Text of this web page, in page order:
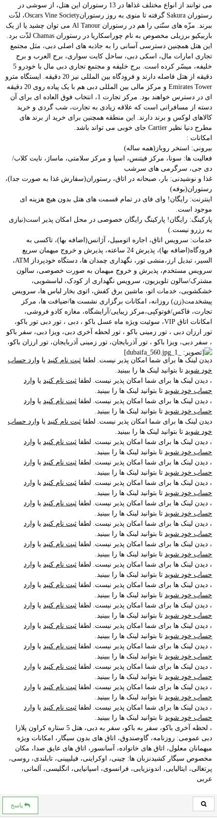
می توانند از انواع مختلف غذاها در 13 رستوران این هتل، از سوشی در
رستوران Sakura گرفته تا منوی به روز رستورانOscars Vine Society، لذّت
ببرند. مزّه های سنّتی را هم در رستوران Al Tanour می توان چشید یا از یک
باربیکیو برزیلی مخصوص به نام چوراسکاریا در رستوران Chamas لذّت برد.
این هتل همچنین دسترسی آسانی را به جاذبه های اصلی دبی، مثل مجتمع
تجاری امارات مال، اسکی دبی، ساحل کایت سواری، برج العرب و برج
خلیفه، میسّر کرده است. برج خلیفه و مجتمع تجاری دبی مال با خودرو 5
دقیقه از هتل فاصله دارند و فرودگاه بین المللی نیز 20 دقیقه. ایستگاه مترو
Emirates Tower و مرکز مالی بین المللی دبی هم با یک پیاده روی 20 دقیقه
ای در دسترس خواهند بود. مرکز تجارت 1، انتخاب فوق العاده ای برای آن
دسته از مسافرانی است که علاقه زیادی به تجارت، شب گردی و خرید
کالاهای لوکس و برند دارند. این منطقه همچنین برای خرید از برند های
مطرح دنیا نظیر Cartier جای خوبی می تواند باشد.
امکانات :
بیرونی: استخر روباز(همه ساله)
فعالیت ها: سونا، مرکز فیتنس، اسپا و مرکز سلامتی، ماساژ، نایت کلاب/
دی جی، سرگرمی های سرشب
غذا و نوشیدنی: بار، صبحانه در اتاق، رستوران(سفارش غذا به صورت جدا)،
رستوران(بوفه)
اینترنت: رایگان! وای فای در تمام قسمت های هتل بدون هیچ هزینه ای
موجود است.
پارکینگ: رایگان! پارکینگ رایگان خصوصی در محل امکان پذیر است(نیازی
به رزرو نیست.)
خدمات: سرویس اتاق، اجاره اتومبیل، آژانس(اضافه بها)، تاکسی به
فرودگاه(اضافه بها)، پذیرش 24 ساعته، پذیرش و خروج میهمان سریع
السیر، تبدیل ارز،منشی تور، نگهداری چمدان ها، دستگاه خودپرداز ATM،
سرویس مستخدم، پذیرش و خروج میهمان به صورت خصوصی، سالون
مشترک/سالون تلویزیون، سرویس نگهداری از کودک، لباسشویی،
خشکشویی، خدمات اتو، ماشین برق کفش، اتوی بخار لباس ها، سرویس
پیشخدمت(زن) روزانه، امکانات برگزاری نشست ها/ضیافت ها، مرکز
تجارت، فاکس/فوتوکپی،مرکز زیبایی/آرایشگاه، مغازه کادو فروشی،
امکانات اتاق VIP، سوئیت ویژه ماه عسل باکو ، دبی ، تور دبی تور باکو،
تور ارزان دبی ، تور زمینی باکو ، تور لحظه آخری دبی، ویزا دبی، سفر باکو
، سفر دبی، ویزا باکو ، تور آذربایجان، تور زمینی آذربایجان، تور ارزان باکو،
دیدن لینک ها برای شما امکان پذیر نیست. لطفا ثبت نام کنید یا وارد حساب
خود شوید تا بتوانید لینک ها را ببینید.
، دیدن لینک ها برای شما امکان پذیر نیست. لطفا ثبت نام کنید یا وارد
حساب خود شوید تا بتوانید لینک ها را ببینید.
، دیدن لینک ها برای شما امکان پذیر نیست. لطفا ثبت نام کنید یا وارد
حساب خود شوید تا بتوانید لینک ها را ببینید.
دیدن لینک ها برای شما امکان پذیر نیست. لطفا ثبت نام کنید یا وارد حساب
خود شوید تا بتوانید لینک ها را ببینید.
، دیدن لینک ها برای شما امکان پذیر نیست. لطفا ثبت نام کنید یا وارد
حساب خود شوید تا بتوانید لینک ها را ببینید.
، دیدن لینک ها برای شما امکان پذیر نیست. لطفا ثبت نام کنید یا وارد
حساب خود شوید تا بتوانید لینک ها را ببینید.
، دیدن لینک ها برای شما امکان پذیر نیست. لطفا ثبت نام کنید یا وارد
حساب خود شوید تا بتوانید لینک ها را ببینید.
، دیدن لینک ها برای شما امکان پذیر نیست. لطفا ثبت نام کنید یا وارد
حساب خود شوید تا بتوانید لینک ها را ببینید.
، دیدن لینک ها برای شما امکان پذیر نیست. لطفا ثبت نام کنید یا وارد
حساب خود شوید تا بتوانید لینک ها را ببینید.
، دیدن لینک ها برای شما امکان پذیر نیست. لطفا ثبت نام کنید یا وارد
حساب خود شوید تا بتوانید لینک ها را ببینید.
، دیدن لینک ها برای شما امکان پذیر نیست. لطفا ثبت نام کنید یا وارد
حساب خود شوید تا بتوانید لینک ها را ببینید.
، دیدن لینک ها برای شما امکان پذیر نیست. لطفا ثبت نام کنید یا وارد
حساب خود شوید تا بتوانید لینک ها را ببینید.
، دیدن لینک ها برای شما امکان پذیر نیست. لطفا ثبت نام کنید یا وارد
حساب خود شوید تا بتوانید لینک ها را ببینید.
، دیدن لینک ها برای شما امکان پذیر نیست. لطفا ثبت نام کنید یا وارد
حساب خود شوید تا بتوانید لینک ها را ببینید.
، دیدن لینک ها برای شما امکان پذیر نیست. لطفا ثبت نام کنید یا وارد
حساب خود شوید تا بتوانید لینک ها را ببینید.
، دیدن لینک ها برای شما امکان پذیر نیست. لطفا ثبت نام کنید یا وارد
حساب خود شوید تا بتوانید لینک ها را ببینید.
، دیدن لینک ها برای شما امکان پذیر نیست. لطفا ثبت نام کنید یا وارد
حساب خود شوید تا بتوانید لینک ها را ببینید.
، دیدن لینک ها برای شما امکان پذیر نیست. لطفا ثبت نام کنید یا وارد
حساب خود شوید تا بتوانید لینک ها را ببینید.
، لحظه آخری باکو، سفر به باکو، سفر به دبی، هتل 5 ستاره کراون پلازا
دبی عمومی: روزنامه، گاوصندوق، اتاق های بدون سیگار، امکانات ویژه
میهمانان معلول، اتاق های خانواده، آسانسور، اتاق های عایق صدا، مکان
مخصوص سیگار کشیدنزبان ها: چینی، اوکراینی، فیلیپینی، تایلندی، روسی،
پرتغالی، ایتالیایی، اندونزیایی، فرانسوی، اسپانیایی، انگلیسی، آلمانی،
عربی
پاسخ